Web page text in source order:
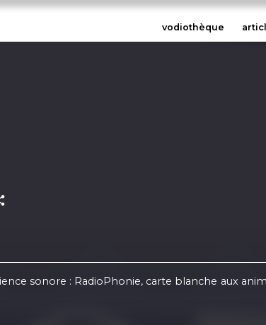
vodiothèque
sonore : RadioPhonie, carte blanche aux